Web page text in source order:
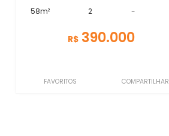
58m² 2 -
R$ 390.000
FAVORITOS COMPARTILHAR